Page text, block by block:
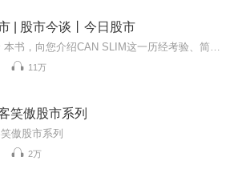
| 股市今谈丨今日股市
11万
笑傲股市系列
傲股市系列
2万